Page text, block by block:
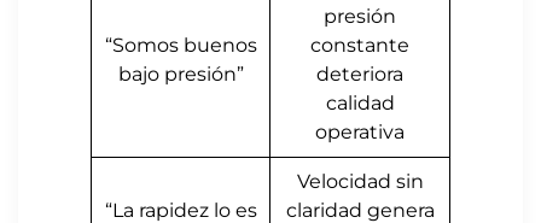
“Somos buenos
bajo presión”
presión
constante
deteriora
calidad
operativa
“La rapidez lo es
Velocidad sin
claridad genera